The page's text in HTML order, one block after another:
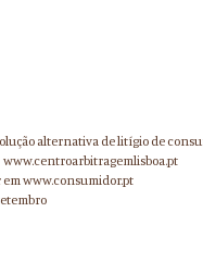
alternativa de litígio de
www.centroarbitragemlisboa.pt
em www.consumidor.pt